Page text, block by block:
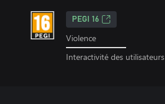
PEGI 16
Violence
Interactivité des utilisateurs